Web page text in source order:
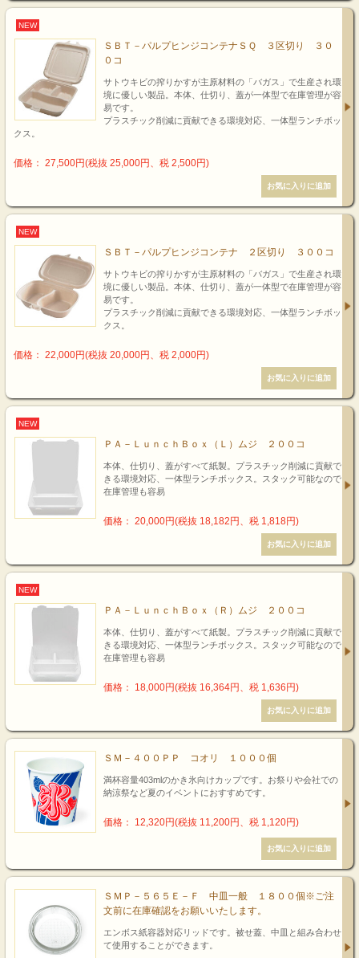
NEW
ＳＢＴ－パルプヒンジコンテナＳＱ ３区切り ３０
０コ
サトウキビの搾りかすが主原材料の「バガス」で生産され環
境に優しい製品。本体、仕切り、蓋が一体型で在庫管理が容
易です。
プラスチック削減に貢献できる環境対応、一体型ランチボッ
クス。
価格： 27,500円(税抜 25,000円、税 2,500円)
NEW
ＳＢＴ－パルプヒンジコンテナ ２区切り ３００コ
サトウキビの搾りかすが主原材料の「バガス」で生産され環
境に優しい製品。本体、仕切り、蓋が一体型で在庫管理が容
易です。
プラスチック削減に貢献できる環境対応、一体型ランチボッ
クス。
価格： 22,000円(税抜 20,000円、税 2,000円)
NEW
ＰＡ－ＬｕｎｃｈＢｏｘ（Ｌ）ムジ ２００コ
本体、仕切り、蓋がすべて紙製。プラスチック削減に貢献で
きる環境対応、一体型ランチボックス。スタック可能なので
在庫管理も容易
価格： 20,000円(税抜 18,182円、税 1,818円)
NEW
ＰＡ－ＬｕｎｃｈＢｏｘ（Ｒ）ムジ ２００コ
本体、仕切り、蓋がすべて紙製。プラスチック削減に貢献で
きる環境対応、一体型ランチボックス。スタック可能なので
在庫管理も容易
価格： 18,000円(税抜 16,364円、税 1,636円)
ＳＭ－４００ＰＰ コオリ １０００個
満杯容量403mlのかき氷向けカップです。お祭りや会社での
納涼祭など夏のイベントにおすすめです。
価格： 12,320円(税抜 11,200円、税 1,120円)
ＳＭＰ－５６５Ｅ－Ｆ 中皿一般 １８００個※ご注
文前に在庫確認をお願いいたします。
エンボス紙容器対応リッドです。被せ蓋、中皿と組み合わせ
て使用することができます。